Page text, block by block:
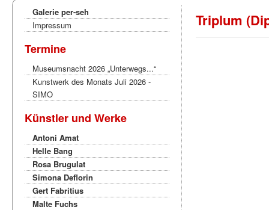
Galerie per-seh
Impressum
Termine
Museumsnacht 2026 „Unterwegs...“
Kunstwerk des Monats Juli 2026 -
SIMO
Künstler und Werke
Antoni Amat
Helle Bang
Rosa Brugulat
Simona Deflorin
Gert Fabritius
Malte Fuchs
Triplum